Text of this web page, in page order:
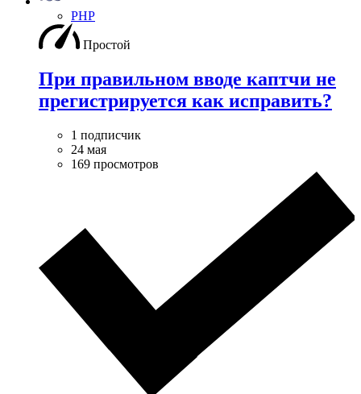
PHP
Простой
При правильном вводе каптчи не
прегистрируется как исправить?
1 подписчик
24 мая
169 просмотров